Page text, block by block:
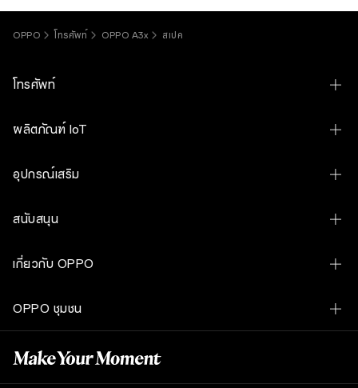
OPPO โทรศัพท์ OPPO A3x สเปค
โทรศัพท์
OPPO Find N6
OPPO Find X9s
OPPO Find X9
OPPO Reno16 5G
OPPO Reno15 5G
ผลิตภัณฑ์ IoT
OPPO Pad 5 Matte Display Edition
OPPO Bubble
OPPO Watch S
OPPO Enco Clip2 Open Earbuds
อุปกรณ์เสริม
OPPO Bubble
OPPO Magnetic Cable USB-A to Type-C DL160 1M
OPPO VOOC Cable USB-C to USB-C 8A DL149
OPPO USB-A To Type-C Cable 8A 1M DL129
สนับสนุน
Contact Us
เช็คราคาอะไหล่
เกี่ยวกับ OPPO
เทคโนโลยี
OPPO Apex Guard
OPPO ชุมชน